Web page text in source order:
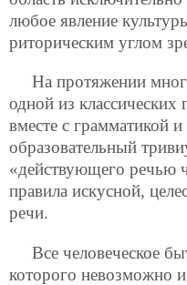
любое явление
риторическим углом
На протяжении
одной из
вместе с грамматикой
образовательный
«действующего речью
правила искусной,
речи.
Все человеческое
которого невозможно